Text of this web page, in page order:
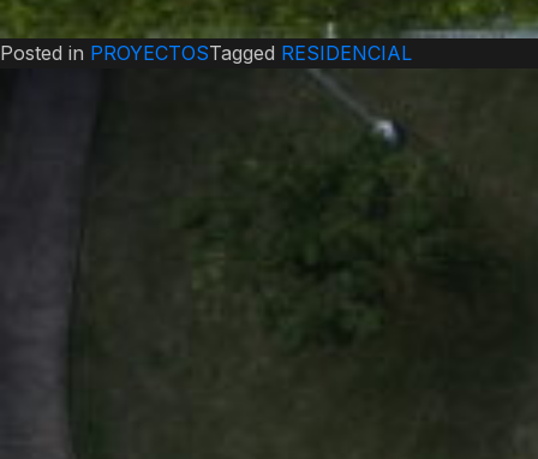
Posted in PROYECTOSTagged RESIDENCIAL